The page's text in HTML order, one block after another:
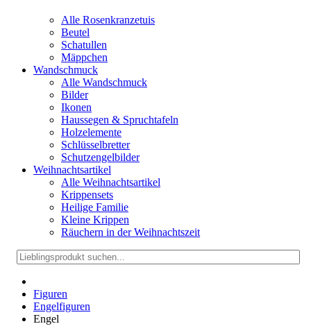
Alle Rosenkranzetuis
Beutel
Schatullen
Mäppchen
Wandschmuck
Alle Wandschmuck
Bilder
Ikonen
Haussegen & Spruchtafeln
Holzelemente
Schlüsselbretter
Schutzengelbilder
Weihnachtsartikel
Alle Weihnachtsartikel
Krippensets
Heilige Familie
Kleine Krippen
Räuchern in der Weihnachtszeit
Figuren
Engelfiguren
Engel